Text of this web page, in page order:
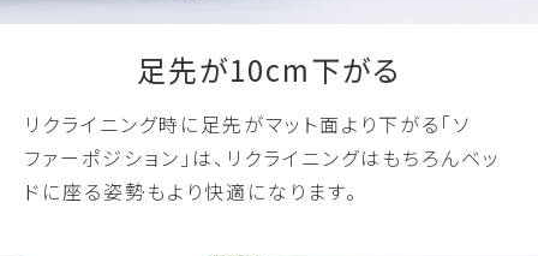
足先が10cm下がる
リクライニング時に足先がマット面より下がる「ソ
ファーポジション」は、リクライニングはもちろんベッ
ドに座る姿勢もより快適になります。